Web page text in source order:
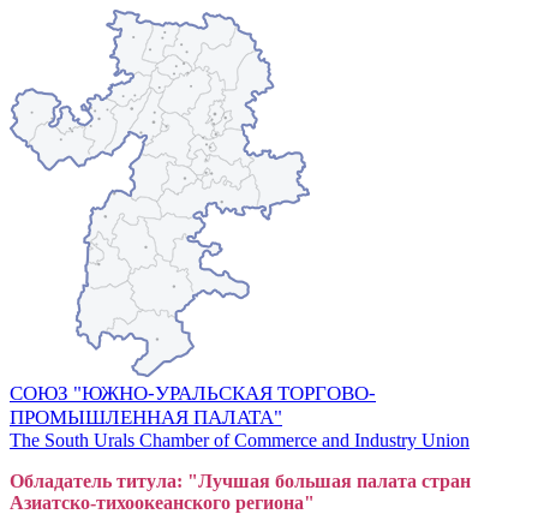
СОЮЗ "ЮЖНО-УРАЛЬСКАЯ ТОРГОВО-
ПРОМЫШЛЕННАЯ ПАЛАТА"
The South Urals Chamber of Commerce and Industry Union
Обладатель титула: "Лучшая большая палата стран
Азиатско-тихоокеанского региона"